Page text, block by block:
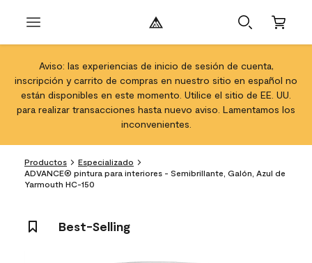
Aviso: las experiencias de inicio de sesión de cuenta,
inscripción y carrito de compras en nuestro sitio en español no
están disponibles en este momento. Utilice el sitio de EE. UU.
para realizar transacciones hasta nuevo aviso. Lamentamos los
inconvenientes.
Productos
Especializado
ADVANCE® pintura para interiores - Semibrillante, Galón, Azul de
Yarmouth HC-150
Best-Selling